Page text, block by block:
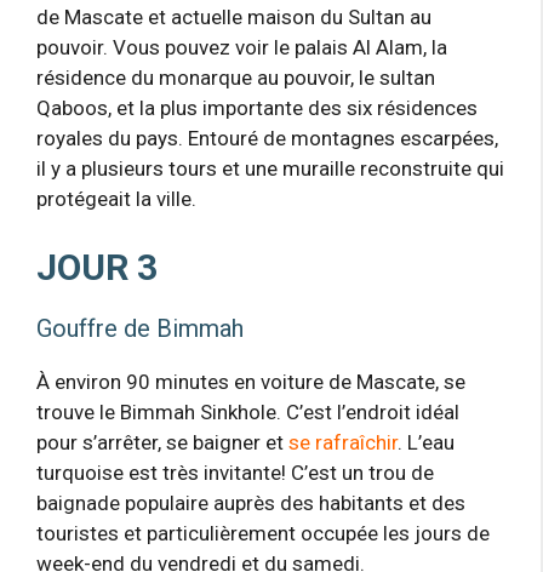
de Mascate et actuelle maison du Sultan au
pouvoir. Vous pouvez voir le palais Al Alam, la
résidence du monarque au pouvoir, le sultan
Qaboos, et la plus importante des six résidences
royales du pays. Entouré de montagnes escarpées,
il y a plusieurs tours et une muraille reconstruite qui
protégeait la ville.
JOUR 3
Gouffre de Bimmah
À environ 90 minutes en voiture de Mascate, se
trouve le Bimmah Sinkhole. C’est l’endroit idéal
pour s’arrêter, se baigner et se rafraîchir. L’eau
turquoise est très invitante! C’est un trou de
baignade populaire auprès des habitants et des
touristes et particulièrement occupée les jours de
week-end du vendredi et du samedi.